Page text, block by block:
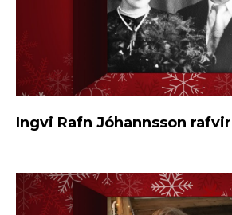
Ingvi Rafn Jóhannsson